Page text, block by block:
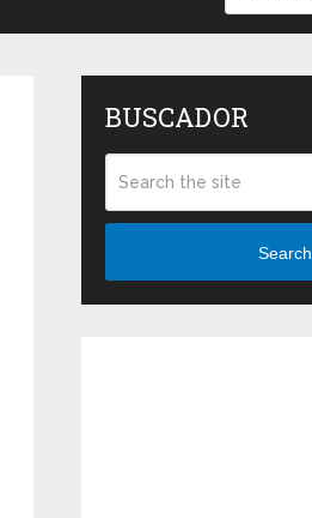
BUSCADOR
Search